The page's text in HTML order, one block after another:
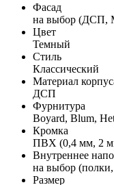
Фасад
на выбор
Цвет
Темный
Стиль
Классический
Материал
ДСП
Фурнитура
Boyard, Blum,
Кромка
ПВХ (0,4 мм, 2
Внутреннее
на выбор
Размер